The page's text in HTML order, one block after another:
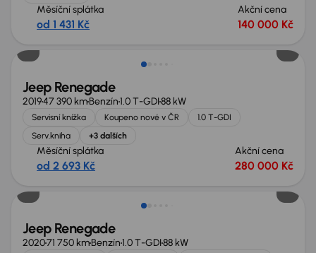
Měsíční splátka
od 1 431 Kč
Akční cena
140 000 Kč
Jeep Renegade
201947 390 kmBenzín1.0 T-GDI88 kW
Servisní knížka Koupeno nové v ČR
1.0 T-GDI
Serv.kniha
+3 dalších
Měsíční splátka
od 2 693 Kč
Akční cena
280 000 Kč
Zlevněno o 35 000 Kč
Jeep Renegade
202071 750 kmBenzín1.0 T-GDI88 kW